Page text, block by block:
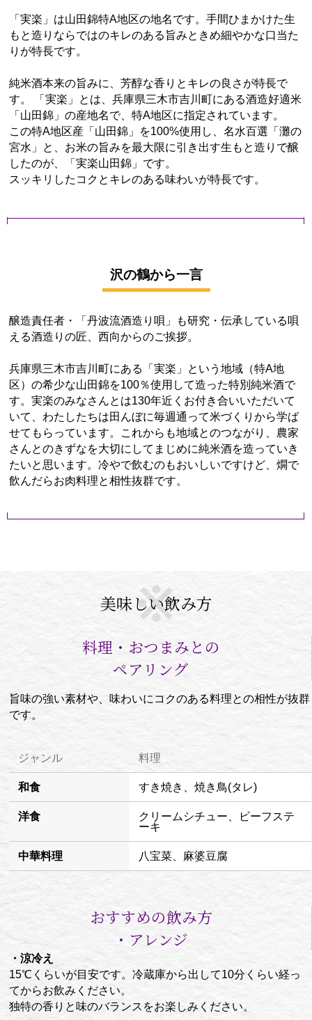
「実楽」は山田錦特A地区の地名です。手間ひまかけた生
もと造りならではのキレのある旨みときめ細やかな口当た
りが特長です。
純米酒本来の旨みに、芳醇な香りとキレの良さが特長で
す。 「実楽」とは、兵庫県三木市吉川町にある酒造好適米
「山田錦」の産地名で、特A地区に指定されています。
この特A地区産「山田錦」を100%使用し、名水百選「灘の
宮水」と、お米の旨みを最大限に引き出す生もと造りで醸
したのが、「実楽山田錦」です。
スッキリしたコクとキレのある味わいが特長です。
沢の鶴から一言
醸造責任者・「丹波流酒造り唄」も研究・伝承している唄
える酒造りの匠、西向からのご挨拶。
兵庫県三木市吉川町にある「実楽」という地域（特A地
区）の希少な山田錦を100％使用して造った特別純米酒で
す。実楽のみなさんとは130年近くお付き合いいただいて
いて、わたしたちは田んぼに毎週通って米づくりから学ば
せてもらっています。これからも地域とのつながり、農家
さんとのきずなを大切にしてまじめに純米酒を造っていき
たいと思います。冷やで飲むのもおいしいですけど、燗で
飲んだらお肉料理と相性抜群です。
美味しい飲み方
料理・おつまみとの
ペアリング
旨味の強い素材や、味わいにコクのある料理との相性が抜群
です。
ジャンル 料理
和食 すき焼き、焼き鳥(タレ)
洋食
クリームシチュー、ビーフステ
ーキ
中華料理 八宝菜、麻婆豆腐
おすすめの飲み方
・アレンジ
・涼冷え
15℃くらいが目安です。冷蔵庫から出して10分くらい経っ
てからお飲みください。
独特の香りと味のバランスをお楽しみください。